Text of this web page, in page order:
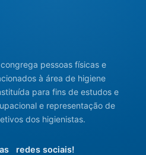
pessoas físicas e
à área de higiene
para fins de estudos e
e representação de
dos higienistas.
redes sociais!